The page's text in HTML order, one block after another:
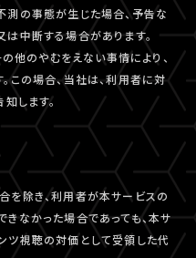
の事態が生じた場合、予告な
中断する場合があります。
他のやむをえない事情により、
この場合、当社は、利用者に対
します。
除き、利用者が本サービスの
なかった場合であっても、本サ
視聴の対価として受領した代